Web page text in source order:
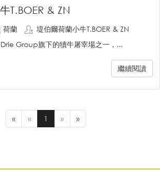
T.BOER & ZN
荷蘭
堤伯爾荷蘭小牛T.BOER & ZN
Group旗下的犢牛屠宰場之一，...
繼續閱讀
« « 1 » »